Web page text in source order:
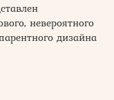
невероятного
дизайна